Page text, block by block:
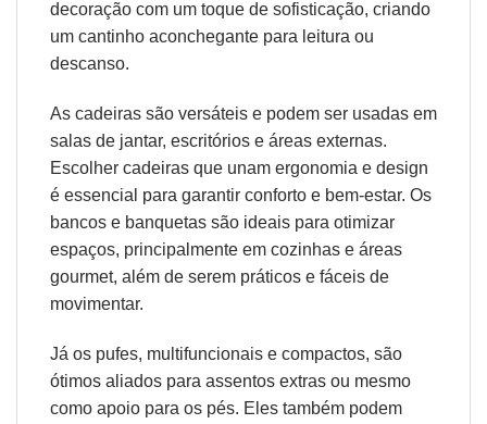
decoração com um toque de sofisticação, criando
um cantinho aconchegante para leitura ou
descanso.
As cadeiras são versáteis e podem ser usadas em
salas de jantar, escritórios e áreas externas.
Escolher cadeiras que unam ergonomia e design
é essencial para garantir conforto e bem-estar. Os
bancos e banquetas são ideais para otimizar
espaços, principalmente em cozinhas e áreas
gourmet, além de serem práticos e fáceis de
movimentar.
Já os pufes, multifuncionais e compactos, são
ótimos aliados para assentos extras ou mesmo
como apoio para os pés. Eles também podem